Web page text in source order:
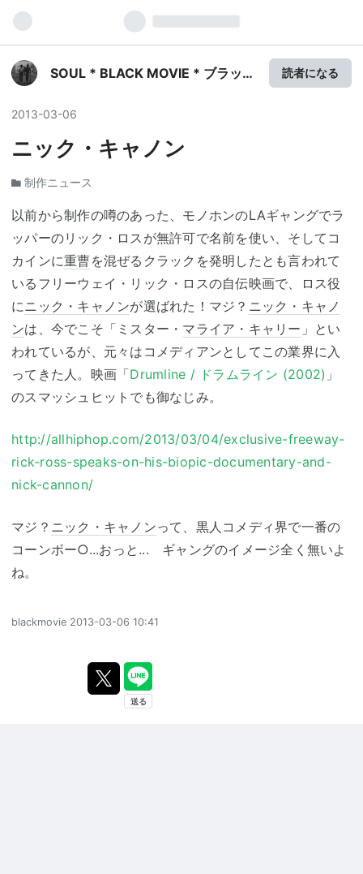
SOUL * BLACK MOVIE * ブラック
読者になる
2013-03-06
ニック・キャノン
制作ニュース
以前から制作の噂のあった、モノホンのLAギャングでラ
ッパーのリック・ロスが無許可で名前を使い、そしてコ
カインに重曹を混ぜるクラックを発明したとも言われて
いるフリーウェイ・リック・ロスの自伝映画で、ロス役
にニック・キャノンが選ばれた！マジ？ ニック・キャノ
ンは、今でこそ「ミスター・ マライア・キャリー 」とい
われているが、元々はコメディアンとしてこの業界に入
ってきた人。映画「Drumline / ドラムライン (2002) 」
のスマッシュヒットでも御なじみ。
http://allhiphop.com/2013/03/04/exclusive-freeway-
rick-ross-speaks-on-his-biopic-documentary-and-
nick-cannon/
マジ？ ニック・キャノンって、黒人コメディ界で一番の
コーンボー○...おっと... ギャングのイメージ全く無いよ
ね。
blackmovie 2013-03-06 10:41